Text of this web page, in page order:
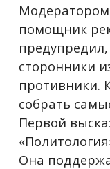
Модератором
помощник
сторонники
противники.
собрать
Первой
Она